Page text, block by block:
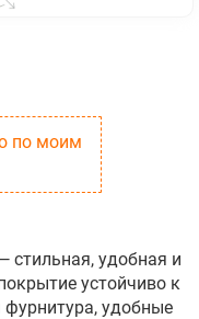
по моим
удобная и
устойчиво к
удобные